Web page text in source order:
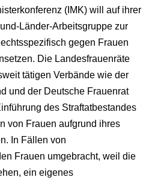
(IMK) will auf ihrer
Länder-Arbeitsgruppe zur
gegen Frauen
Die Landesfrauenräte
tätigen Verbände wie der
und der Deutsche Frauenrat
des Straftatbestandes
von Frauen aufgrund ihres
In Fällen von
Frauen umgebracht, weil die
ein eigenes